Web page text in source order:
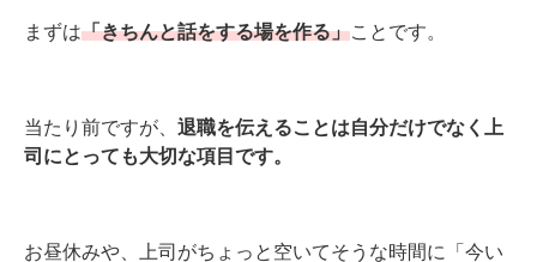
まずは「きちんと話をする場を作る」 ことです。
当たり前ですが、 退職を伝えることは自分だけでなく上
司にとっても大切な項目です。
お昼休みや、上司がちょっと空いてそうな時間に「今い